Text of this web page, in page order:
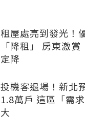
租屋處亮到發光！
「降租」 房東激
定降
投機客退場！新北
1.8萬戶 這區「需
大